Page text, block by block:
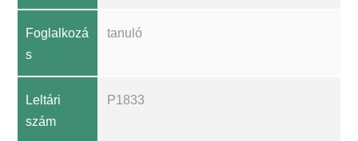
Foglalkozá
s
tanuló
Leltári
szám
P1833